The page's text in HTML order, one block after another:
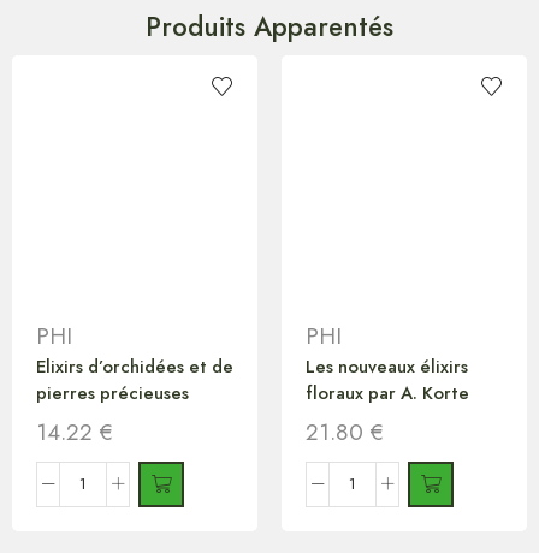
Produits Apparentés
PHI
Elixirs d’orchidées et de
pierres précieuses
14.22 €
PHI
Les nouveaux élixirs
floraux par A. Korte
21.80 €